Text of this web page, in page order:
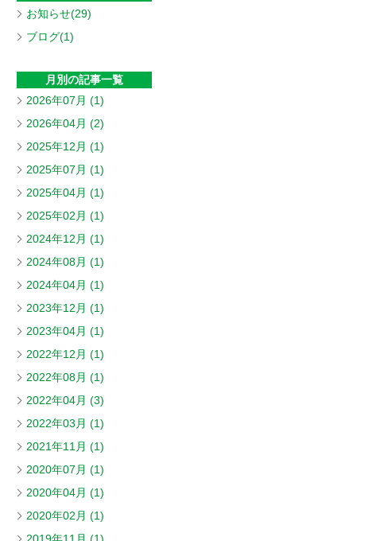
お知らせ(29)
ブログ(1)
月別の記事一覧
2026年07月 (1)
2026年04月 (2)
2025年12月 (1)
2025年07月 (1)
2025年04月 (1)
2025年02月 (1)
2024年12月 (1)
2024年08月 (1)
2024年04月 (1)
2023年12月 (1)
2023年04月 (1)
2022年12月 (1)
2022年08月 (1)
2022年04月 (3)
2022年03月 (1)
2021年11月 (1)
2020年07月 (1)
2020年04月 (1)
2020年02月 (1)